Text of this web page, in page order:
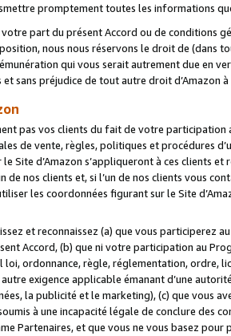
promptement toutes les informations
part du présent Accord ou de conditions
nous nous réservons le droit de (dans
qui vous serait autrement due en
et sans préjudice de tout autre droit
pas vos clients du fait de votre
de vente, règles, politiques et procédures
Site d’Amazon s’appliqueront à ces clients
de nos clients et, si l’un de nos clients vous
les coordonnées figurant sur le Site
et reconnaissez (a) que vous participerez
Accord, (b) que ni votre participation au
loi, ordonnance, règle, réglementation, ordre,
exigence applicable émanant d’une
la publicité et le marketing), (c) que vous
à une incapacité légale de conclure des
Partenaires, et que vous ne vous basez